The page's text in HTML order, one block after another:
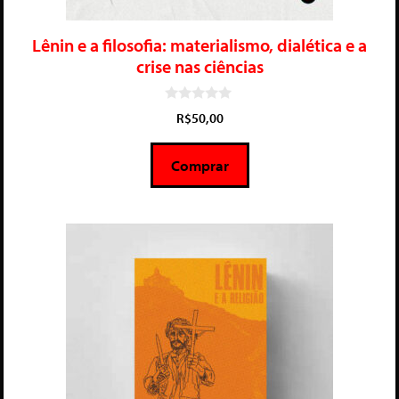
Lênin e a filosofia: materialismo, dialética e a
crise nas ciências
5
R$50,00
Comprar